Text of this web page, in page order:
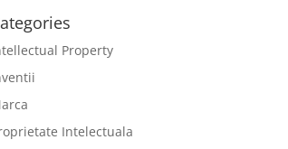
Property
Intelectuala